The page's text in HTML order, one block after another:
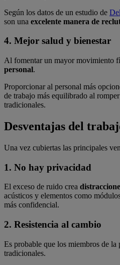
Según los datos de un estudio de
son una excelente manera de
4. Mejor salud y bienestar
Al fomentar un mayor movimiento
personal.
Proporcionar al personal más
de trabajo más equilibrado al
tradicionales.
Desventajas del
Una vez cubiertas las principales
1. No hay privacidad
El exceso de ruido crea
acústicos y elementos como
más confidencial.
2. Resistencia al cambio
Es probable que los miembros de la
tradicionales.